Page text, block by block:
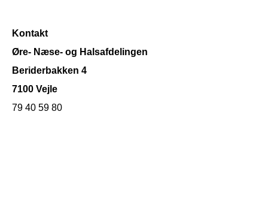
Kontakt
Øre- Næse- og Halsafdelingen
Beriderbakken 4
7100 Vejle
79 40 59 80